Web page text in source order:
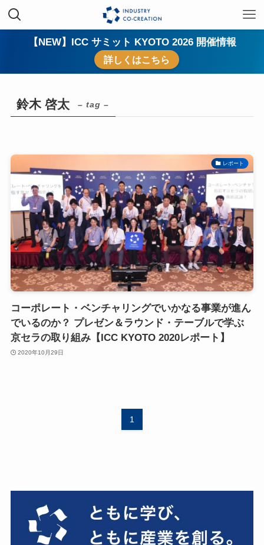
【NEW】ICC サミット KYOTO 2026 開催情報
詳しくはこちら
鈴木 啓太 – tag –
レポート
コーポレート・ベンチャリングでいかなる事業が進ん
でいるのか？ プレゼン＆ラウンド・テーブルで学ぶ
京セラの取り組み【ICC KYOTO 2020レポート】
2020年10月29日
1